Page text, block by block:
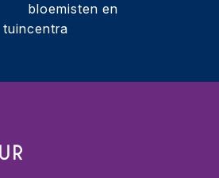
bloemisten en
tuincentra